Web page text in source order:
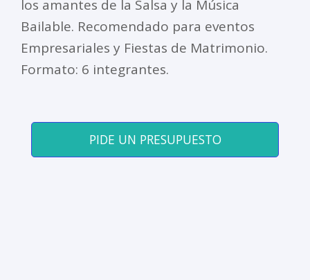
los amantes de la Salsa y la Música
Bailable. Recomendado para eventos
Empresariales y Fiestas de Matrimonio.
Formato: 6 integrantes.
PIDE UN PRESUPUESTO